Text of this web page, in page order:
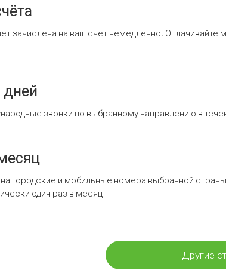
зачислена на ваш счёт немедленно.
звонки по выбранному направлению в
городские и мобильные номера выбранной
один раз в месяц
Другие